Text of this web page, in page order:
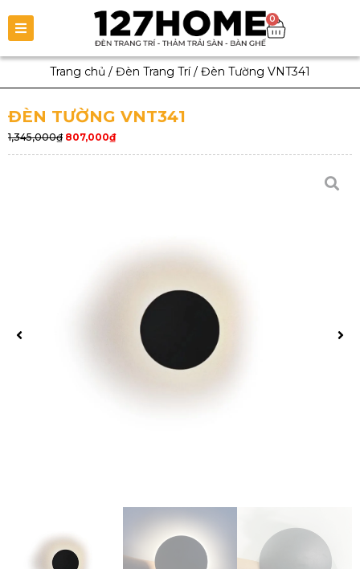
0
Trang chủ / Đèn Trang Trí/ Đèn Tường VNT341
ĐÈN TƯỜNG VNT341
1,345,000₫ 807,000₫